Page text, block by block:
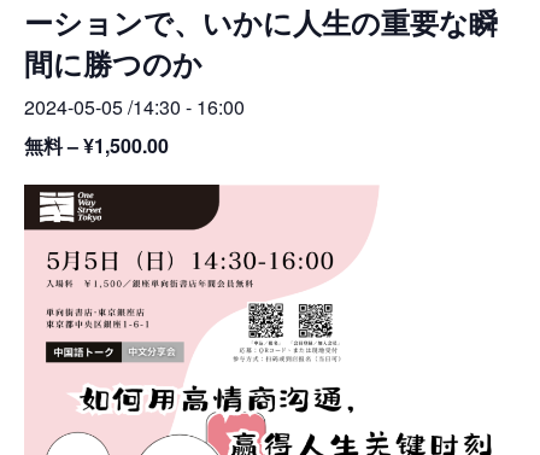
プ
ーションで、いかに人生の重要な瞬
間に勝つのか
2024-05-05 /14:30 - 16:00
無料 – ¥1,500.00